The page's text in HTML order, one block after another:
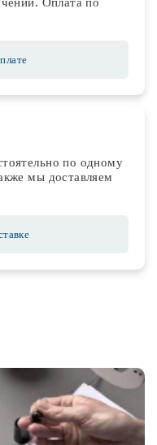
по одному
мы доставляем